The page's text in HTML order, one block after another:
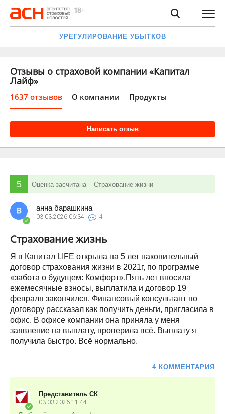
УРЕГУЛИРОВАНИЕ УБЫТКОВ
Отзывы о страховой компании «Капитал
Лайф»
1637 отзывов О компании Продукты
Написать отзыв
5 Оценка засчитана Страхование жизни
анна барашкина
03.03.2026 06:34 4
Страхование жизнь
Я в Капитал LIFE открыла на 5 лет накопительный
договор страхования жизни в 2021г, по программе
«забота о будущем: Комфорт».Пять лет вносила
ежемесячные взносы, выплатила и договор 19
февраля закончился. Финансовый консультант по
договору рассказал как получить деньги, пригласила в
офис. В офисе компании она приняла у меня
заявление на выплату, проверила всё. Выплату я
получила быстро. Всё нормально.
4 КОММЕНТАРИЯ
Представитель СК
03.03.2026 11:44